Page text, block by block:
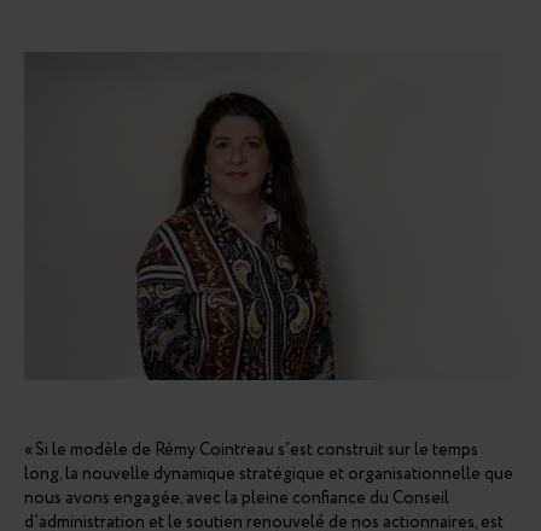
« Si le modèle de Rémy Cointreau s’est construit sur le temps
long, la nouvelle dynamique stratégique et organisationnelle que
nous avons engagée, avec la pleine confiance du Conseil
d’administration et le soutien renouvelé de nos actionnaires, est